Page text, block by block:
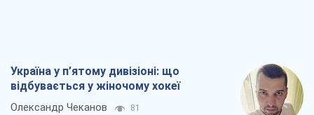
Україна у п’ятому дивізіоні: що
відбувається у жіночому хокеї
Олександр Чеканов 81